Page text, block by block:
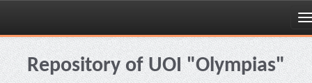
Skip
navigationRepository of UOI "Olympias"